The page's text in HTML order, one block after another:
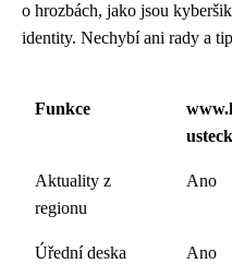
o hrozbách, jako jsou
identity. Nechybí ani rady a
Funkce
Aktuality z
regionu
Ano
Úřední deska Ano